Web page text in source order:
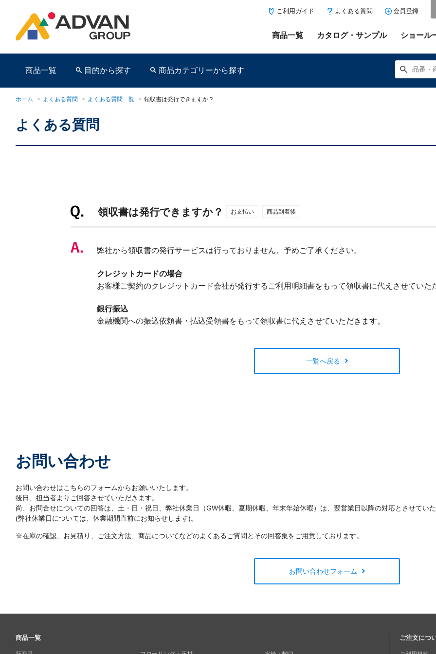
ご利用ガイド よくある質問 会員登録
商品一覧 カタログ・サンプル ショール
商品一覧 目的から探す 商品カテゴリーから探す
ホーム > よくある質問 > よくある質問一覧 > 領収書は発行できますか？
よくある質問
領収書は発行できますか？ お支払い 商品到着後
弊社から領収書の発行サービスは行っておりません。予めご了承ください。
クレジットカードの場合
お客様ご契約のクレジットカード会社が発行するご利用明細書をもって領収書に代えさせていた
銀行振込
金融機関への振込依頼書・払込受領書をもって領収書に代えさせていただきます。
一覧へ戻る
お問い合わせ
お問い合わせはこちらのフォームからお願いいたします。
後日、担当者よりご回答させていただきます。
尚、お問合せについての回答は、土・日・祝日、弊社休業日（GW休暇、夏期休暇、年末年始休暇）は、翌営業日以降の対応とさせていた
(弊社休業日については、休業期間直前にお知らせします)。
※在庫の確認、お見積り、ご注文方法、商品についてなどのよくあるご質問とその回答集をご用意しております。
お問い合わせフォーム
商品一覧 ご注文につ